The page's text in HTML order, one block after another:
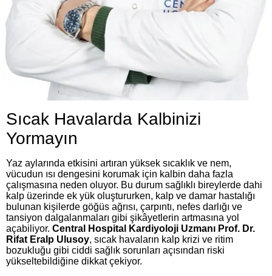
Sıcak Havalarda Kalbinizi
Yormayın
Yaz aylarında etkisini artıran yüksek sıcaklık ve nem,
vücudun ısı dengesini korumak için kalbin daha fazla
çalışmasına neden oluyor. Bu durum sağlıklı bireylerde dahi
kalp üzerinde ek yük oluştururken, kalp ve damar hastalığı
bulunan kişilerde göğüs ağrısı, çarpıntı, nefes darlığı ve
tansiyon dalgalanmaları gibi şikâyetlerin artmasına yol
açabiliyor. Central Hospital Kardiyoloji Uzmanı Prof. Dr.
Rifat Eralp Ulusoy, sıcak havaların kalp krizi ve ritim
bozukluğu gibi ciddi sağlık sorunları açısından riski
yükseltebildiğine dikkat çekiyor.